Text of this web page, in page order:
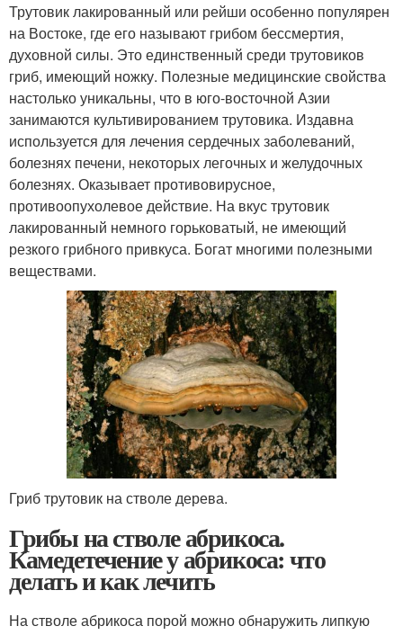
Трутовик лакированный или рейши особенно популярен
на Востоке, где его называют грибом бессмертия,
духовной силы. Это единственный среди трутовиков
гриб, имеющий ножку. Полезные медицинские свойства
настолько уникальны, что в юго-восточной Азии
занимаются культивированием трутовика. Издавна
используется для лечения сердечных заболеваний,
болезнях печени, некоторых легочных и желудочных
болезнях. Оказывает противовирусное,
противоопухолевое действие. На вкус трутовик
лакированный немного горьковатый, не имеющий
резкого грибного привкуса. Богат многими полезными
веществами.
Гриб трутовик на стволе дерева.
Грибы на стволе абрикоса.
Камедетечение у абрикоса: что
делать и как лечить
На стволе абрикоса порой можно обнаружить липкую